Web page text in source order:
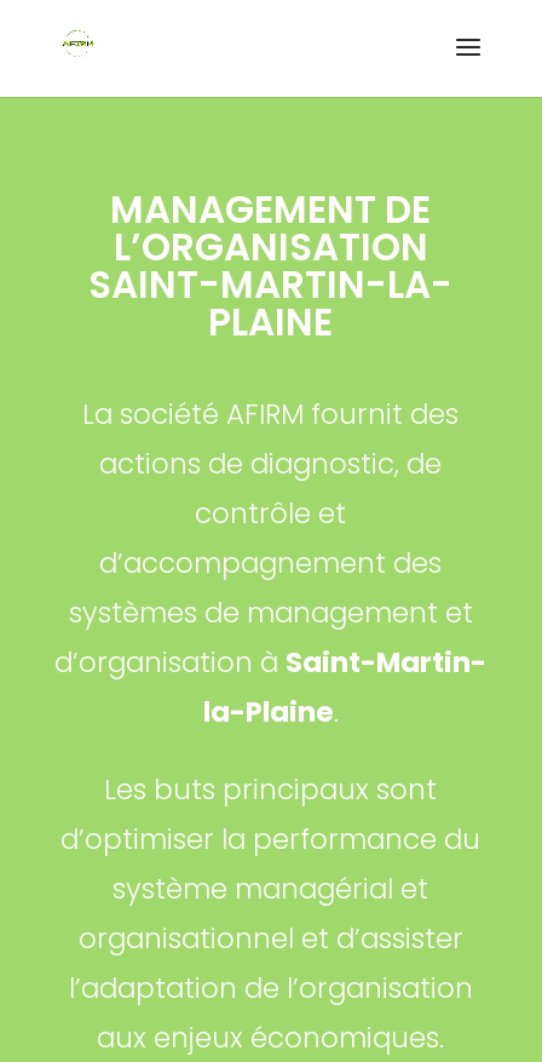
MANAGEMENT DE
L’ORGANISATION
SAINT-MARTIN-LA-
PLAINE
La société AFIRM fournit des
actions de diagnostic, de
contrôle et
d’accompagnement des
systèmes de management et
d’organisation à Saint-Martin-
la-Plaine.
Les buts principaux sont
d’optimiser la performance du
système managérial et
organisationnel et d’assister
l’adaptation de l’organisation
aux enjeux économiques.